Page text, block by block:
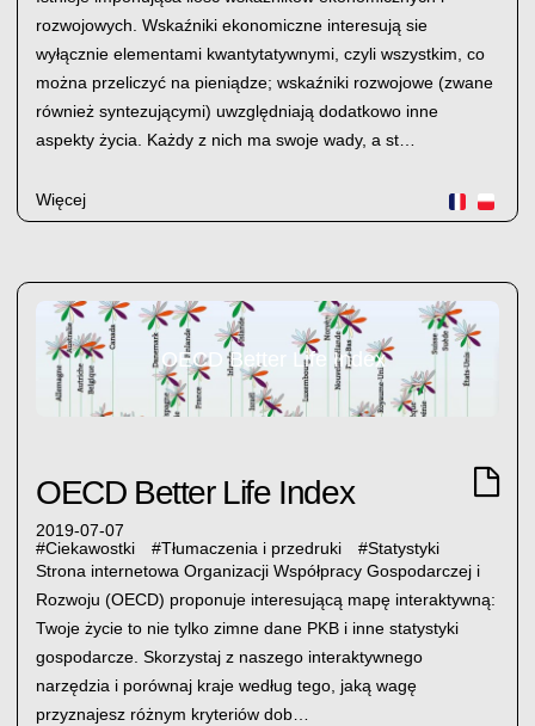
rozwojowych. Wskaźniki ekonomiczne interesują sie
wyłącznie elementami kwantytatywnymi, czyli wszystkim, co
można przeliczyć na pieniądze; wskaźniki rozwojowe (zwane
również syntezującymi) uwzględniają dodatkowo inne
aspekty życia. Każdy z nich ma swoje wady, a st…
Więcej
OECD Better Life Index
OECD Better Life Index
2019-07-07
#Ciekawostki #Tłumaczenia i przedruki #Statystyki
Strona internetowa Organizacji Współpracy Gospodarczej i
Rozwoju (OECD) proponuje interesującą mapę interaktywną:
Twoje życie to nie tylko zimne dane PKB i inne statystyki
gospodarcze. Skorzystaj z naszego interaktywnego
narzędzia i porównaj kraje według tego, jaką wagę
przyznajesz różnym kryteriów dob…